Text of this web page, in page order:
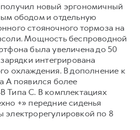
новый эргономичный
ободом и отдельную
стояночного тормоза на
Мощность беспроводной
была увеличена до 50
интегрирована
охлаждения. В дополнение к
A появился более
Типа C. В комплектациях
+» передние сиденья
электрорегулировкой по 8